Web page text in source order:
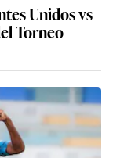
Unidos vs
Torneo